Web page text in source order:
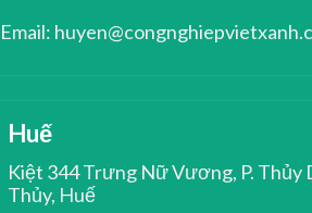
Email:
Huế
Kiệt 344 Trưng Nữ Vương, P.
Thủy, Huế